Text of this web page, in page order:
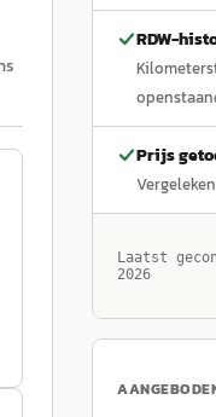
RDW-
Prijs
Laatst
2026